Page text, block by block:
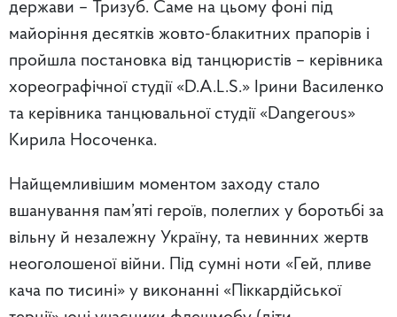
держави – Тризуб. Саме на цьому фоні під
майоріння десятків жовто-блакитних прапорів і
пройшла постановка від танцюристів – керівника
хореографічної студії «D.A.L.S.» Ірини Василенко
та керівника танцювальної студії «Dangerous»
Кирила Носоченка.
Найщемливішим моментом заходу стало
вшанування пам’яті героїв, полеглих у боротьбі за
вільну й незалежну Україну, та невинних жертв
неоголошеної війни. Під сумні ноти «Гей, пливе
кача по тисині» у виконанні «Піккардійської